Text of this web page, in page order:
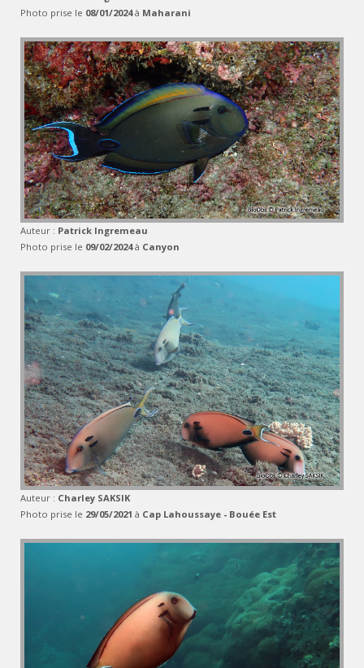
Photo prise le 08/01/2024à Maharani
Auteur : Patrick Ingremeau
Photo prise le 09/02/2024à Canyon
Auteur : Charley SAKSIK
Photo prise le 29/05/2021 à Cap Lahoussaye - Bouée Est